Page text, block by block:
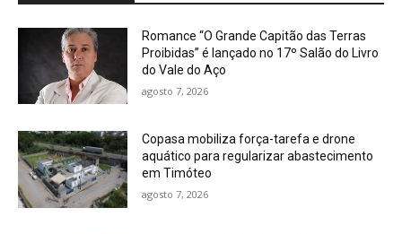
Romance “O Grande Capitão das Terras
Proibidas” é lançado no 17º Salão do Livro
do Vale do Aço
agosto 7, 2026
Copasa mobiliza força-tarefa e drone
aquático para regularizar abastecimento
em Timóteo
agosto 7, 2026